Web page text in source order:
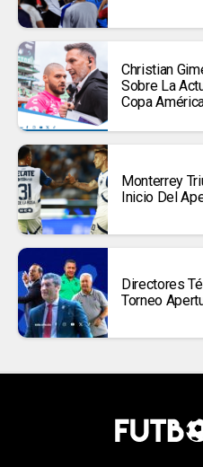
Christian
Sobre La
Copa
Monterrey
Inicio Del
Directores
Torneo